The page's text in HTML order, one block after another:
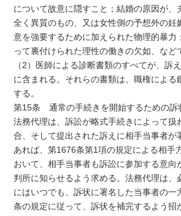
について故意に隠すこと；結婚の原因が、
全く異質のもの、又は女性側の予想外の妊
意を強要するために加えられた物理的暴力
って裏付けられた理性の働きの欠如、など
（2）医師による診断書類のすべてが、訴
に含まれる。それらの書類は、職権による
する。
第15条 通常の手続きを開始するための訴
法務代理は、訴訟が略式手続きによって扱
合、そして提出された訴えに相手当事者が
あれば、第1676条第1項の規定による相手
おいて、相手当事者も訴訟に参加する意向
判所に知らせるよう求める。法務代理は、
にはいつでも、訴状に署名した当事者の一
条の規定に従って、訴状を補完するよう招